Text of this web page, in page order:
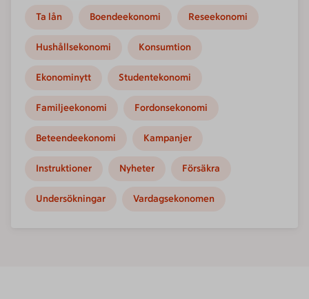
Ta lån Boendeekonomi Reseekonomi
Hushållsekonomi Konsumtion
Ekonominytt Studentekonomi
Familjeekonomi Fordonsekonomi
Beteendeekonomi Kampanjer
Instruktioner Nyheter Försäkra
Undersökningar Vardagsekonomen